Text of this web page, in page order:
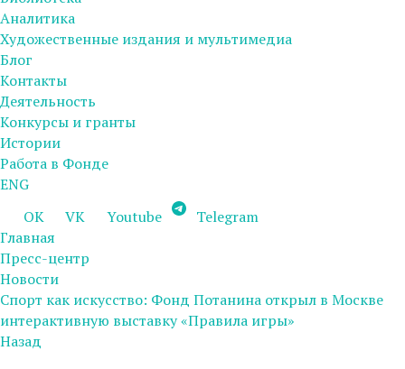
Аналитика
Художественные издания и мультимедиа
Блог
Контакты
Деятельность
Конкурсы и гранты
Истории
Работа в Фонде
ENG
OK
VK Youtube
Telegram
Главная
Пресс-центр
Новости
Спорт как искусство: Фонд Потанина открыл в Москве
интерактивную выставку «Правила игры»
Назад